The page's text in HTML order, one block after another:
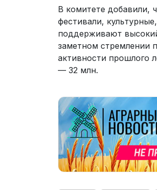
В комитете добавили,
фестивали,
поддерживают
заметном стремлении
активности прошлого
— 32 млн.